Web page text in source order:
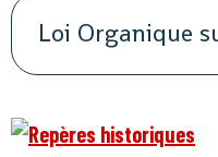
Loi Organique